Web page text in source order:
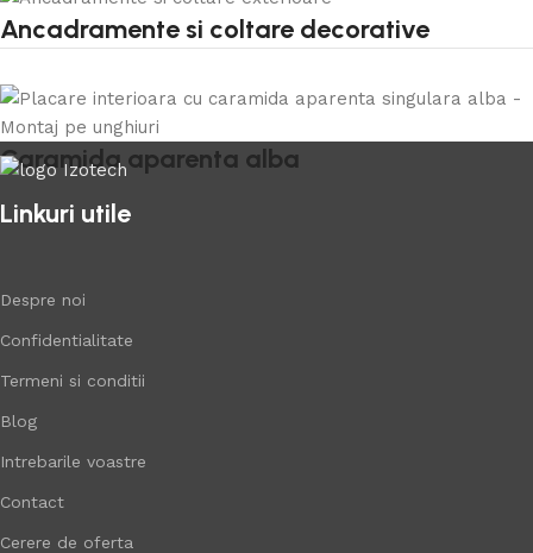
Ancadramente si coltare decorative
Caramida aparenta alba
Linkuri utile
Despre noi
Confidentialitate
Termeni si conditii
Blog
Intrebarile voastre
Contact
Cerere de oferta